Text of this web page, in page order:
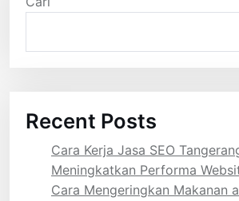
Recent Posts
Cara Kerja Jasa SEO
Meningkatkan Performa
Cara Mengeringkan Makanan